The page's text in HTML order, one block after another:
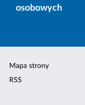
osobowych
Mapa strony
RSS